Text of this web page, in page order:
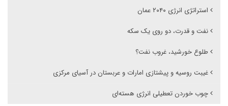
استراتژی انرژی ۲۰۴۰ عمان
نفت و قدرت، دو روی یک سکه
طلوع خورشید، غروب نفت؟
غیبت روسیه و پیشتازی امارات و عربستان در آسیای مرکزی
چوب خوردن تعطیلی انرژی هسته‌ای